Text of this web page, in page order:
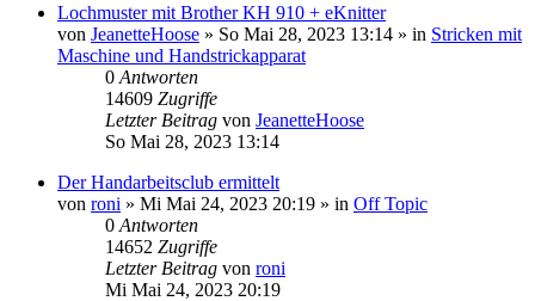
Lochmuster mit Brother KH 910 + eKnitter
von JeanetteHoose » So Mai 28, 2023 13:14 » in Stricken mit
Maschine und Handstrickapparat
0 Antworten
14609 Zugriffe
Letzter Beitrag von JeanetteHoose
So Mai 28, 2023 13:14
Der Handarbeitsclub ermittelt
von roni » Mi Mai 24, 2023 20:19 » in Off Topic
0 Antworten
14652 Zugriffe
Letzter Beitrag von roni
Mi Mai 24, 2023 20:19